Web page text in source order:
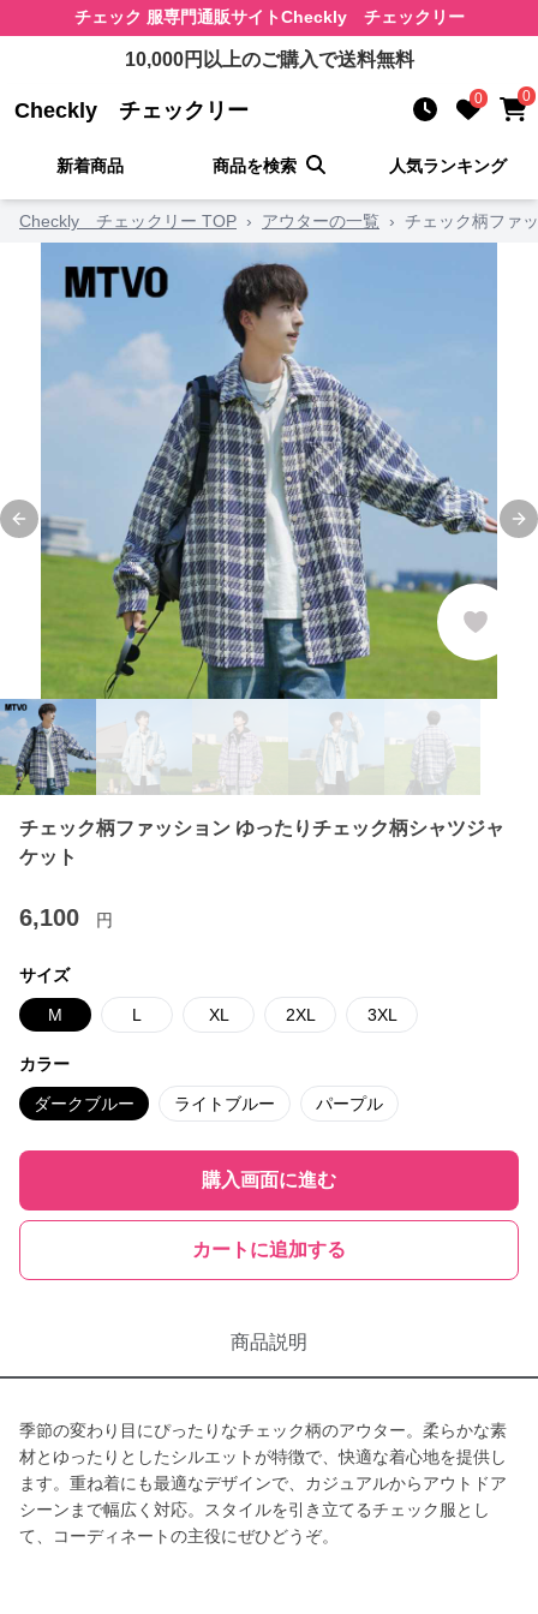
チェック 服専門通販サイトCheckly チェックリー
10,000円以上のご購入で送料無料
Checkly チェックリー 0 0
新着商品 商品を検索 人気ランキング
Checkly チェックリー TOP › アウターの一覧 › チェック柄ファ
Previous slide
チェック柄ファッション ゆったりチェック柄シャツジャ
ケット
6,100 円
サイズ
M L XL 2XL 3XL
カラー
ダークブルー ライトブルー パープル
購入画面に進む
カートに追加する
商品説明
季節の変わり目にぴったりなチェック柄のアウター。柔らかな素
材とゆったりとしたシルエットが特徴で、快適な着心地を提供し
ます。重ね着にも最適なデザインで、カジュアルからアウトドア
シーンまで幅広く対応。スタイルを引き立てるチェック服とし
て、コーディネートの主役にぜひどうぞ。